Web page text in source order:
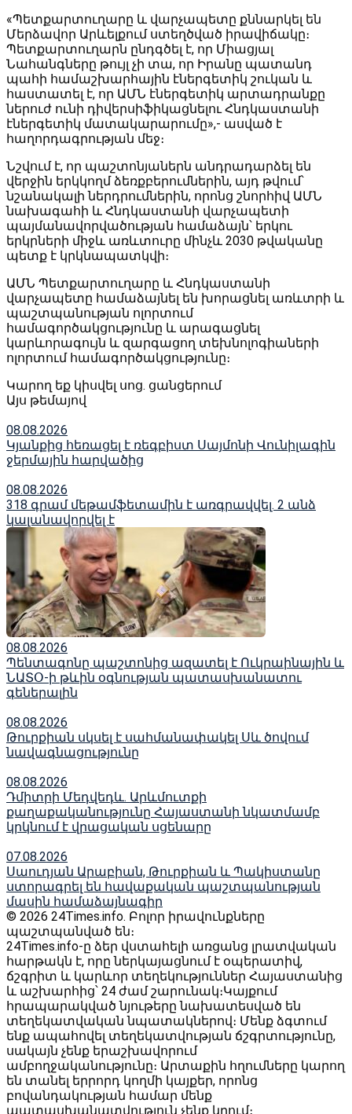
«Պետքարտուղարը և վարչապետը քննարկել են
Մերձավոր Արևելքում ստեղծված իրավիճակը։
Պետքարտուղարն ընդգծել է, որ Միացյալ
Նահանգները թույլ չի տա, որ Իրանը պատանդ
պահի համաշխարհային էներգետիկ շուկան և
հաստատել է, որ ԱՄՆ էներգետիկ արտադրանքը
ներուժ ունի դիվերսիֆիկացնելու Հնդկաստանի
էներգետիկ մատակարարումը»,- ասված է
հաղորդագրության մեջ։
Նշվում է, որ պաշտոնյաներն անդրադարձել են
վերջին երկկողմ ձեռքբերումներին, այդ թվում՝
նշանակալի ներդրումներին, որոնց շնորհիվ ԱՄՆ
նախագահի և Հնդկաստանի վարչապետի
պայմանավորվածության համաձայն՝ երկու
երկրների միջև առևտուրը մինչև 2030 թվականը
պետք է կրկնապատկվի։
ԱՄՆ Պետքարտուղարը և Հնդկաստանի
վարչապետը համաձայնել են խորացնել առևտրի և
պաշտպանության ոլորտում
համագործակցությունը և արագացնել
կարևորագույն և զարգացող տեխնոլոգիաների
ոլորտում համագործակցությունը։
Կարող եք կիսվել սոց․ ցանցերում
Այս թեմայով
08.08.2026
Կյանքից հեռացել է ռեգբիստ Սայմոնի Վունիլագին
ջերմային հարվածից
08.08.2026
318 գրամ մեթամֆետամին է առգրավվել․ 2 անձ
կալանավորվել է
08.08.2026
Պենտագոնը պաշտոնից ազատել է Ուկրաինային և
ՆԱՏՕ-ի թևին օգնության պատասխանատու
գեներալին
08.08.2026
Թուրքիան սկսել է սահմանափակել Սև ծովում
նավագնացությունը
08.08.2026
Դմիտրի Մեդվեդև. Արևմուտքի
քաղաքականությունը Հայաստանի նկատմամբ
կրկնում է վրացական սցենարը
07.08.2026
Սաուդյան Արաբիան, Թուրքիան և Պակիստանը
ստորագրել են հավաքական պաշտպանության
մասին համաձայնագիր
© 2026 24Times.info․ Բոլոր իրավունքները
պաշտպանված են։
24Times.info-ը ձեր վստահելի առցանց լրատվական
հարթակն է, որը ներկայացնում է օպերատիվ,
ճշգրիտ և կարևոր տեղեկություններ Հայաստանից
և աշխարհից՝ 24 ժամ շարունակ։Կայքում
հրապարակված նյութերը նախատեսված են
տեղեկատվական նպատակներով։ Մենք ձգտում
ենք ապահովել տեղեկատվության ճշգրտությունը,
սակայն չենք երաշխավորում
ամբողջականությունը։ Արտաքին հղումները կարող
են տանել երրորդ կողմի կայքեր, որոնց
բովանդակության համար մենք
պատասխանատվություն չենք կրում։